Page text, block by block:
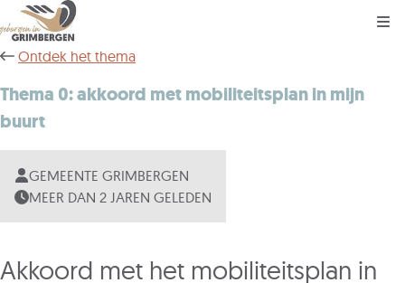
Ontdek het thema
Thema 0: akkoord met mobiliteitsplan in mijn
buurt
GEMEENTE GRIMBERGEN
MEER DAN 2 JAREN GELEDEN
Akkoord met het mobiliteitsplan in